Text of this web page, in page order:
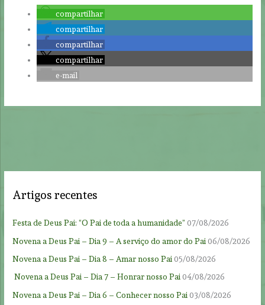
compartilhar
compartilhar
compartilhar
compartilhar
e-mail
Artigos recentes
Festa de Deus Pai: “O Pai de toda a humanidade” 07/08/2026
Novena a Deus Pai – Dia 9 – A serviço do amor do Pai 06/08/2026
Novena a Deus Pai – Dia 8 – Amar nosso Pai 05/08/2026
Novena a Deus Pai – Dia 7 – Honrar nosso Pai04/08/2026
Novena a Deus Pai – Dia 6 – Conhecer nosso Pai 03/08/2026